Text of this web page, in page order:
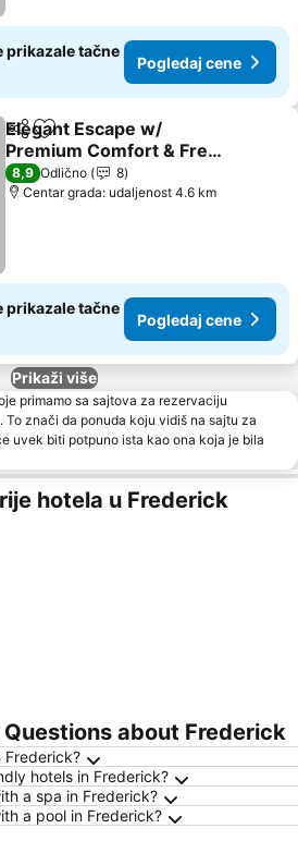
prikazale tačne
Pogledaj cene
Deli Dodati u favorite
Elegant Escape w/
Premium Comfort & Free
Parking
Pogledaj cene
8,9 Odlično
8
Centar grada: udaljenost 4.6 km
prikazale tačne
Pogledaj cene
Prikaži više
primamo sa sajtova za rezervaciju
To znači da ponuda koju vidiš na sajtu za
uvek biti potpuno ista kao ona koja je bila
hotela u Frederick
about Frederick
Frederick?
hotels in Frederick?
a spa in Frederick?
a pool in Frederick?